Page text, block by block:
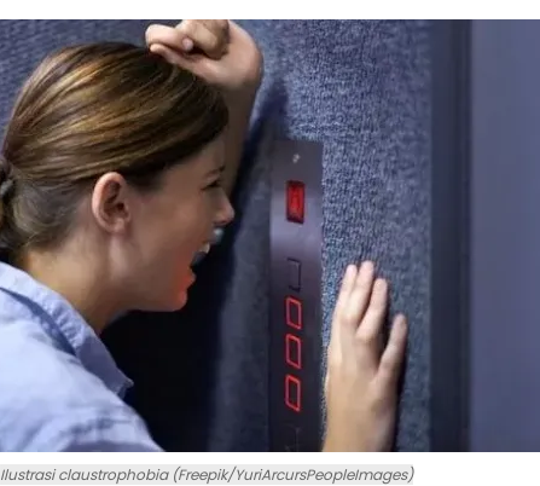
Ilustrasi claustrophobia (Freepik/YuriArcursPeopleImages)